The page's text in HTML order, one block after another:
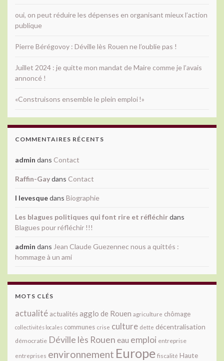
oui, on peut réduire les dépenses en organisant mieux l’action
publique
Pierre Bérégovoy : Déville lès Rouen ne l’oublie pas !
Juillet 2024 : je quitte mon mandat de Maire comme je l’avais
annoncé !
«Construisons ensemble le plein emploi !»
COMMENTAIRES RÉCENTS
admin dans Contact
Raffin-Gaydans Contact
l levesquedans Biographie
Les blagues politiques qui font rire et réfléchirdans
Blagues pour réfléchir !!!
admin dans Jean Claude Guezennec nous a quittés :
hommage à un ami
MOTS CLÉS
actualité actualitésagglo de Rouen agriculture chômage
collectivités locales communes crise culture dette décentralisation
démocratie Déville lès Rouen eau emploi entreprise
entreprises environnement Europe fiscalité Haute